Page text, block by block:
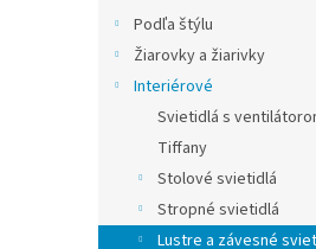
Podľa štýlu
Žiarovky a žiarivky
Interiérové
Svietidlá s
Tiffany
Stolové svietidlá
Stropné svietidlá
Lustre a závesné